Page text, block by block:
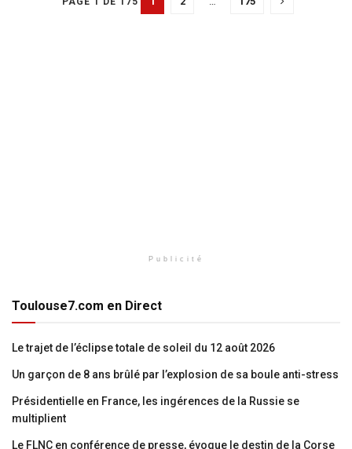
Publicité
Toulouse7.com en Direct
Le trajet de l’éclipse totale de soleil du 12 août 2026
Un garçon de 8 ans brûlé par l’explosion de sa boule anti-stress
Présidentielle en France, les ingérences de la Russie se
multiplient
Le FLNC en conférence de presse, évoque le destin de la Corse